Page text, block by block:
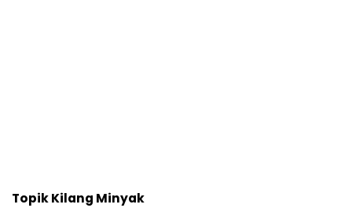
TopikKilang Minyak